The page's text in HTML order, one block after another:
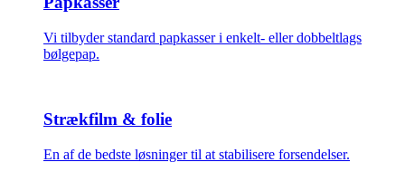
Vi tilbyder standard papkasser i enkelt- eller dobbeltlags
bølgepap.
Strækfilm & folie
En af de bedste løsninger til at stabilisere forsendelser.